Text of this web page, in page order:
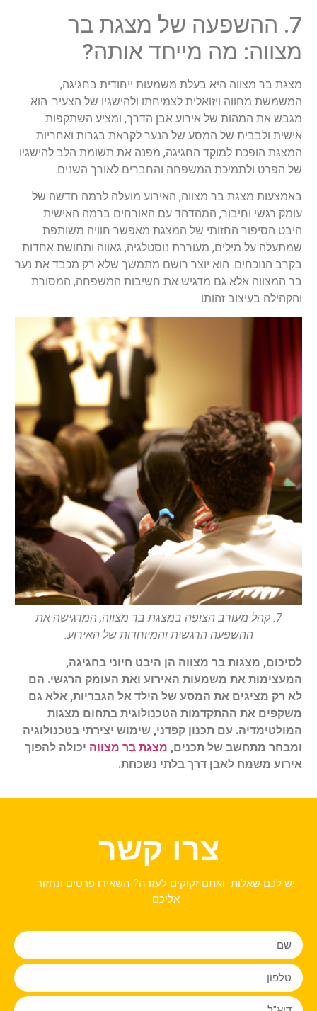
7. ההשפעה של מצגת בר
מצווה: מה מייחד אותה?
מצגת בר מצווה היא בעלת משמעות ייחודית בחגיגה,
המשמשת מחווה ויזואלית לצמיחתו ולהישגיו של הצעיר. הוא
מגבש את המהות של אירוע אבן הדרך, ומציע השתקפות
אישית ולבבית של המסע של הנער לקראת בגרות ואחריות.
המצגת הופכת למוקד החגיגה, מפנה את תשומת הלב להישגיו
של הפרט ולתמיכת המשפחה והחברים לאורך השנים.
באמצעות מצגת בר מצווה, האירוע מועלה לרמה חדשה של
עומק רגשי וחיבור, המהדהד עם האורחים ברמה האישית.
היבט הסיפור החזותי של המצגת מאפשר חוויה משותפת
שמתעלה על מילים, מעוררת נוסטלגיה, גאווה ותחושת אחדות
בקרב הנוכחים. הוא יוצר רושם מתמשך שלא רק מכבד את נער
בר המצווה אלא גם מדגיש את חשיבות המשפחה, המסורת
והקהילה בעיצוב זהותו.
7. קהל מעורב הצופה במצגת בר מצווה, המדגישה את
ההשפעה הרגשית והמיוחדות של האירוע.
לסיכום, מצגות בר מצווה הן היבט חיוני בחגיגה,
המעצימות את משמעות האירוע ואת העומק הרגשי. הם
לא רק מציגים את המסע של הילד אל הגבריות, אלא גם
משקפים את ההתקדמות הטכנולוגית בתחום מצגות
המולטימדיה. עם תכנון קפדני, שימוש יצירתי בטכנולוגיה
ומבחר מתחשב של תכנים, מצגת בר מצווה יכולה להפוך
אירוע משמח לאבן דרך בלתי נשכחת.
צרו קשר
יש לכם שאלות ואתם זקוקים לעזרה? השאירו פרטים ונחזור
אליכם